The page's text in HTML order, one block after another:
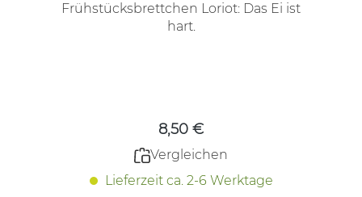
Frühstücksbrettchen Loriot: Das Ei ist
hart.
8,50 €
Vergleichen
Lieferzeit ca. 2-6 Werktage